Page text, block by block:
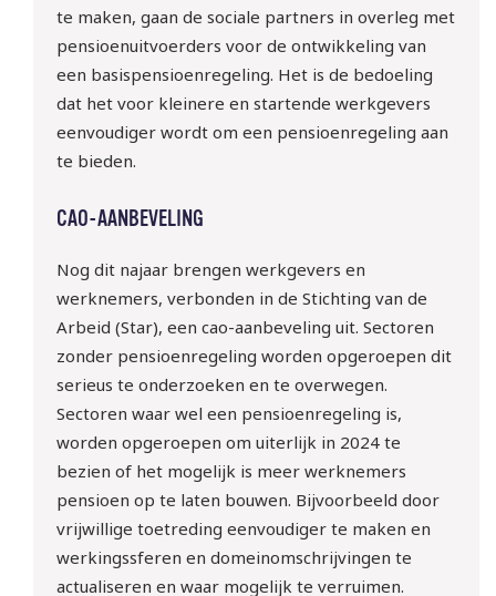
te maken, gaan de sociale partners in overleg met
pensioenuitvoerders voor de ontwikkeling van
een basispensioenregeling. Het is de bedoeling
dat het voor kleinere en startende werkgevers
eenvoudiger wordt om een pensioenregeling aan
te bieden.
CAO-AANBEVELING
Nog dit najaar brengen werkgevers en
werknemers, verbonden in de Stichting van de
Arbeid (Star), een cao-aanbeveling uit. Sectoren
zonder pensioenregeling worden opgeroepen dit
serieus te onderzoeken en te overwegen.
Sectoren waar wel een pensioenregeling is,
worden opgeroepen om uiterlijk in 2024 te
bezien of het mogelijk is meer werknemers
pensioen op te laten bouwen. Bijvoorbeeld door
vrijwillige toetreding eenvoudiger te maken en
werkingssferen en domeinomschrijvingen te
actualiseren en waar mogelijk te verruimen.